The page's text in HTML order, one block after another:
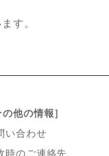
す。
の他の情報］
い合わせ
時のご連絡先